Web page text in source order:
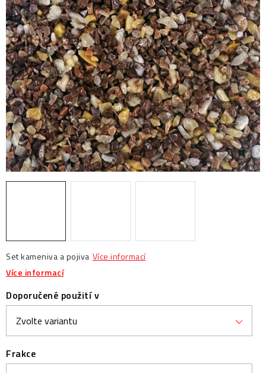
Prodejny Návody Blog Inspirace Kontakty
Set kameniva a pojiva Více informací
Více informací
Doporučené použití v
Frakce